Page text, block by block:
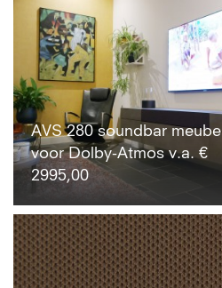
AVS 280 soundbar meubel
voor Dolby-Atmos v.a. €
2995,00